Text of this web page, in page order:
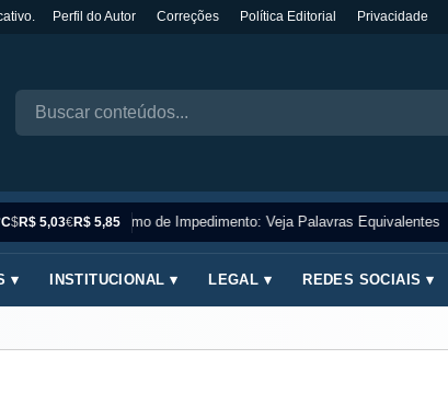
Perfil do Autor Correções Política Editorial Privacidade
$R$ 5,03€R$ 5,85
Sinônimo de Impedimento: Veja Palavras Equivalentes
▾ INSTITUCIONAL ▾ LEGAL ▾ REDES SOCIAIS ▾